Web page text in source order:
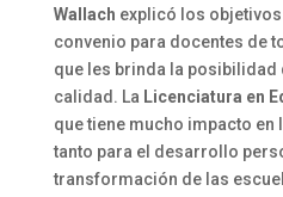
Wallach explicó los
convenio para docentes de
que les brinda la posibilidad
calidad. La Licenciatura en
que tiene mucho impacto
tanto para el desarrollo
transformación de las